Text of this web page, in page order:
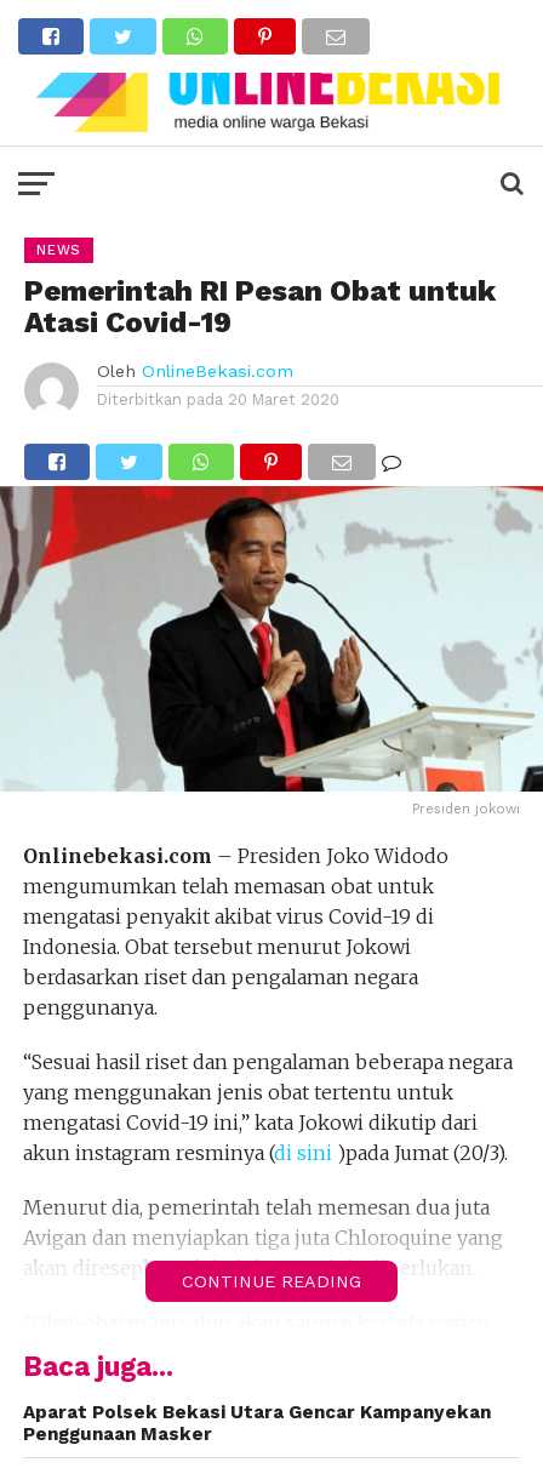
NEWS
Pemerintah RI Pesan Obat untuk
Atasi Covid-19
Oleh OnlineBekasi.com
Diterbitkan pada 20 Maret 2020
Presiden jokowi
Onlinebekasi.com – Presiden Joko Widodo
mengumumkan telah memasan obat untuk
mengatasi penyakit akibat virus Covid-19 di
Indonesia. Obat tersebut menurut Jokowi
berdasarkan riset dan pengalaman negara
penggunanya.
“Sesuai hasil riset dan pengalaman beberapa negara
yang menggunakan jenis obat tertentu untuk
mengatasi Covid-19 ini,” kata Jokowi dikutip dari
akun instagram resminya (di sini )pada Jumat (20/3).
Menurut dia, pemerintah telah memesan dua juta
Avigan dan menyiapkan tiga juta Chloroquine yang
akan diresepkan oleh dokter apabila diperlukan.
yang membutuhkan melalui dokter keliling dari
rumah ke rumah, melalui rumah sakit dan
puskesmas di kawasan yang terinfeksi,” kata Jokowi.
CONTINUE READING
Baca juga...
Aparat Polsek Bekasi Utara Gencar Kampanyekan
Penggunaan Masker